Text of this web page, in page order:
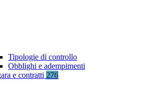
Tipologie di controllo
Obblighi e adempimenti
e contratti 276